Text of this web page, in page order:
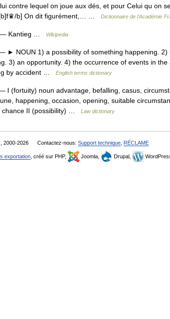
contre lequel on joue aux dés, et pour Celui qu on
b] On dit figurément,… …
Dictionnaire de l'Académie
— Kantieg … Wikipedia
► NOUN 1) a possibility of something happening. 2)
3) an opportunity. 4) the occurrence of events in
by accident …
English terms dictionary
I (fortuity) noun advantage, befalling, casus,
happening, occasion, opening, suitable
chance II (possibility) …
Law dictionary
2000-2026 Contactez-nous: Support technique RÉCLAME
exportation , créé sur PHP, Joomla, Drupal,